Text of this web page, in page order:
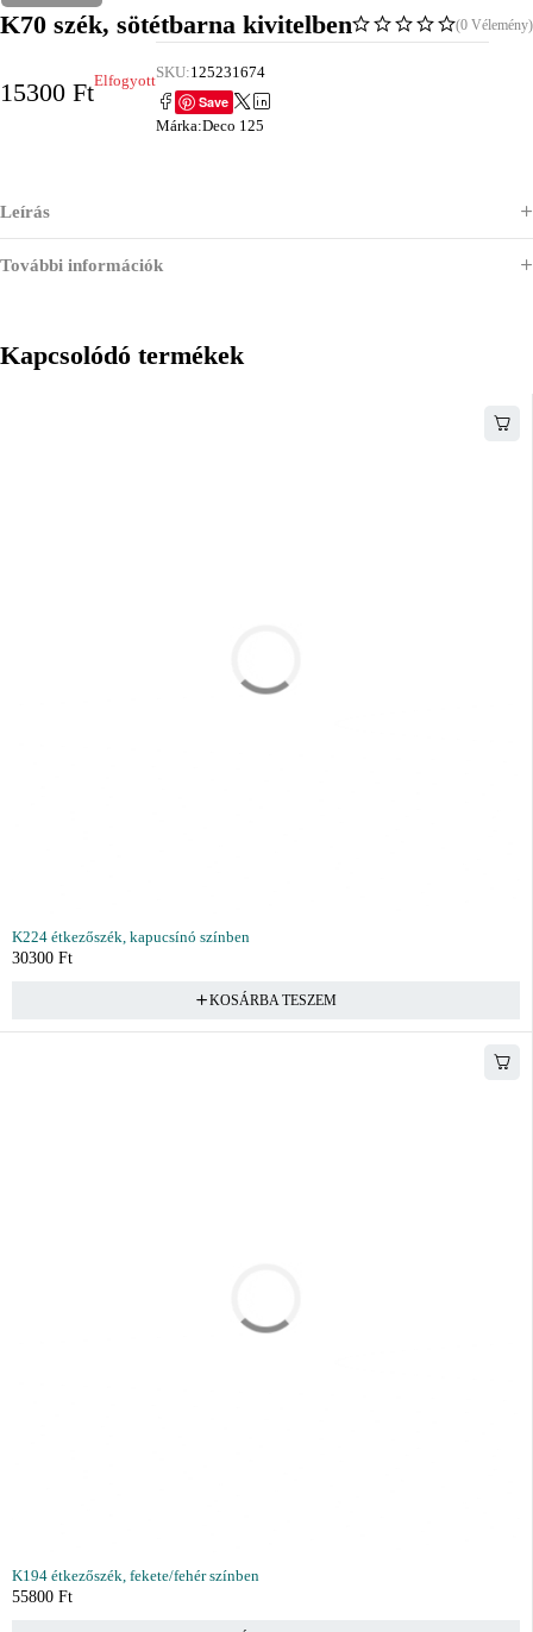
K70 szék, sötétbarna kivitelben (0 Vélemény)
15300 FtElfogyottSKU:125231674
Save
Márka:Deco 125
Leírás
További információk
Kapcsolódó termékek
K224 étkezőszék, kapucsínó színben
30300 Ft
KOSÁRBA TESZEM
K194 étkezőszék, fekete/fehér színben
55800 Ft